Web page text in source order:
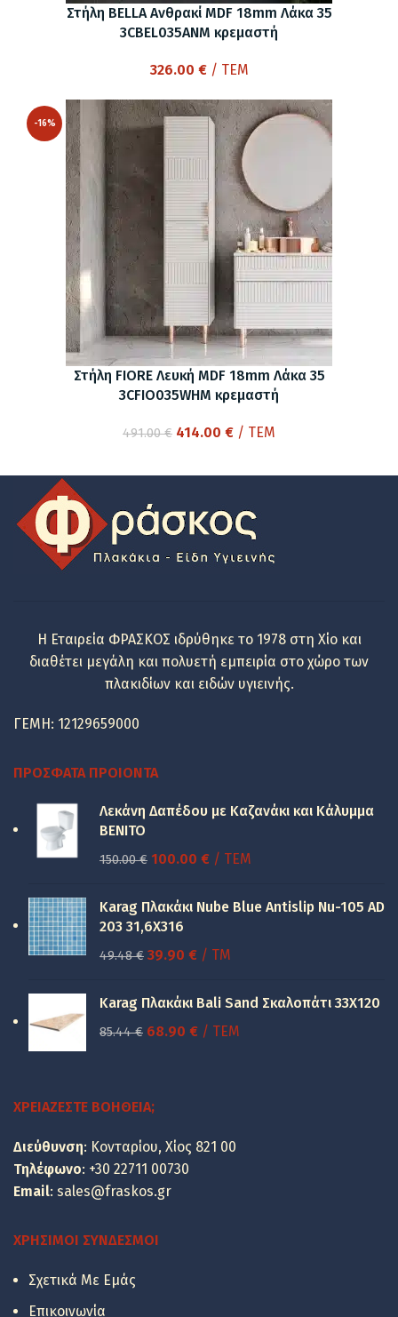
Στήλη BELLA Ανθρακί MDF 18mm Λάκα 35
3CBEL035ANM κρεμαστή
326.00 €/ ΤΕΜ
-16%
Στήλη FIORE Λευκή MDF 18mm Λάκα 35
3CFIO035WHM κρεμαστή
491.00€ Original
414.00 €Η
414.00 €.
/ ΤΕΜ
Η Εταιρεία ΦΡΑΣΚΟΣ ιδρύθηκε το 1978 στη Χίο και
διαθέτει μεγάλη και πολυετή εμπειρία στο χώρο των
πλακιδίων και ειδών υγιεινής.
ΓΕΜΗ: 12129659000
ΠΡΌΣΦΑΤΑ ΠΡΟΙΌΝΤΑ
Λεκάνη Δαπέδου με Καζανάκι και Κάλυμμα
BENITO
150.00€ Original
was:
150.00 €.
100.00 €Η
τιμή
100.00 €.
/ ΤΕΜ
Karag Πλακάκι Nube Blue Antislip Nu-105 AD
203 31,6X316
49.48€ Original
was:
39.90 €Η
τιμή
είναι:
39.90 €.
/ TM
Karag Πλακάκι Bali Sand Σκαλοπάτι 33Χ120
85.44€ Original
68.90 €Η/ ΤΕΜ
ΧΡΕΙΆΖΕΣΤΕ ΒΟΉΘΕΙΑ;
Διεύθυνση: Κονταρίου, Χίος 821 00
Τηλέφωνο: +30 22711 00730
Email: sales@fraskos.gr
ΧΡΉΣΙΜΟΙ ΣΎΝΔΕΣΜΟΙ
Σχετικά Με Εμάς
Επικοινωνία